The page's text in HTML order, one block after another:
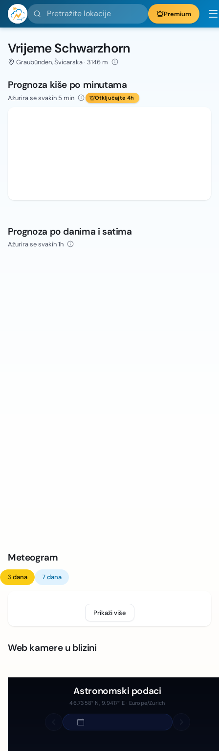
Pretražite lokacije Premium
Vrijeme Schwarzhorn
Graubünden, Švicarska · 3146 m
Prognoza kiše po minutama
Ažurira se svakih 5 min Otključajte 4h
Prognoza po danima i satima
Ažurira se svakih 1h
Meteogram
3 dana 7 dana
Prikaži više
Web kamere u blizini
Astronomski podaci
46.7358° N, 9.9417° E · Europe/Zurich